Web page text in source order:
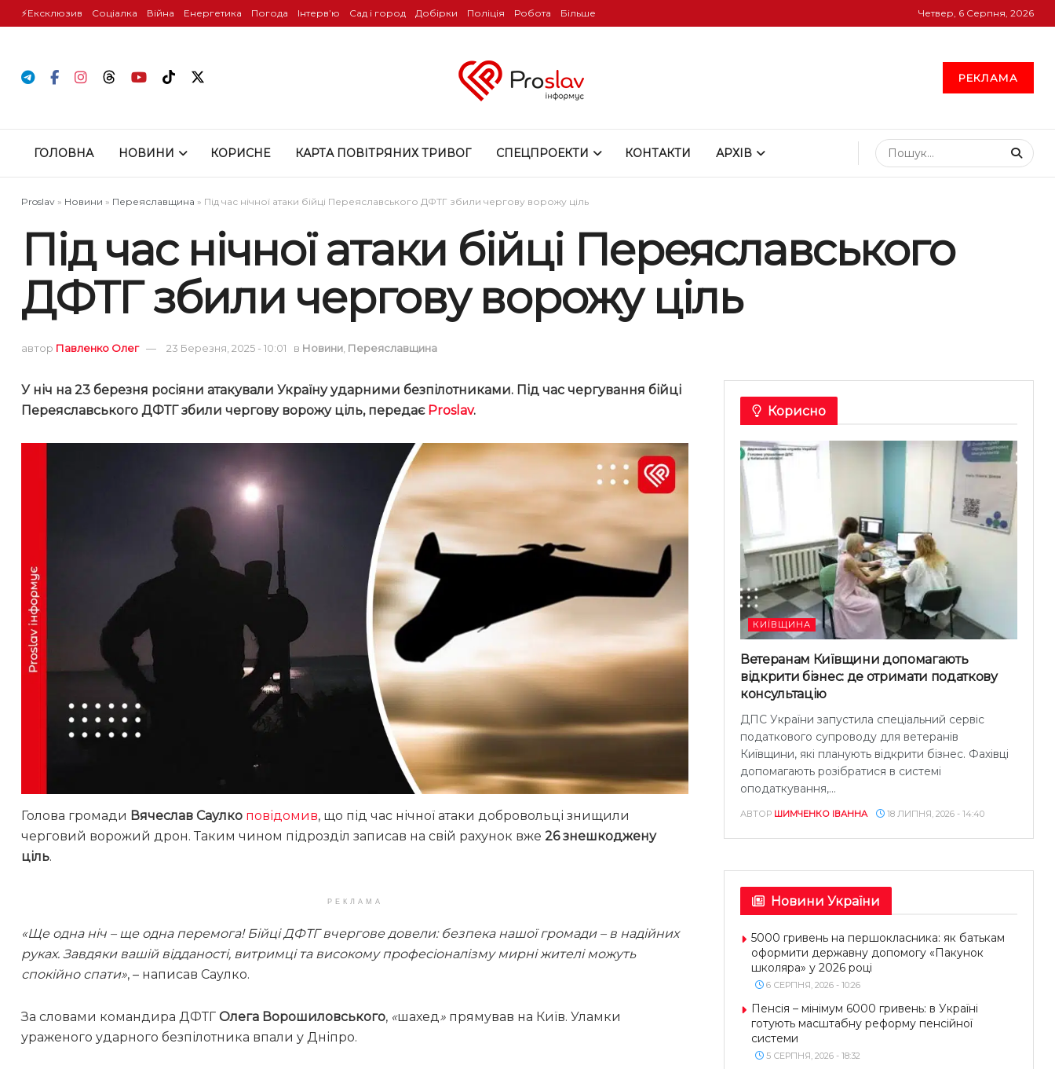
⚡️Ексклюзив Соціалка Війна Енергетика Погода Інтервʼю Сад і город Добірки Поліція Робота Більше Четвер, 6 Серпня, 2026
РЕКЛАМА
ГОЛОВНА НОВИНИ КОРИСНЕ КАРТА ПОВІТРЯНИХ ТРИВОГ СПЕЦПРОЕКТИ КОНТАКТИ АРХІВ
Proslav » Новини » Переяславщина » Під час нічної атаки бійці Переяславського ДФТГ збили чергову ворожу ціль
Під час нічної атаки бійці Переяславського
ДФТГ збили чергову ворожу ціль
автор Павленко Олег 23 Березня, 2025 - 10:01 в Новини, Переяславщина
У ніч на 23 березня росіяни атакували Україну ударними безпілотниками. Під час чергування бійці
Переяславського ДФТГ збили чергову ворожу ціль, передає Proslav.
Голова громади Вячеслав Саулко повідомив, що під час нічної атаки добровольці знищили
черговий ворожий дрон. Таким чином підрозділ записав на свій рахунок вже 26 знешкоджену
ціль.
РЕКЛАМА
«Ще одна ніч – ще одна перемога! Бійці ДФТГ вчергове довели: безпека нашої громади – в надійних
руках. Завдяки вашій відданості, витримці та високому професіоналізму мирні жителі можуть
спокійно спати», – написав Саулко.
За словами командира ДФТГ Олега Ворошиловського, «шахед » прямував на Київ. Уламки
ураженого ударного безпілотника впали у Дніпро.
Корисно
КИЇВЩИНА
Ветеранам Київщини допомагають
відкрити бізнес: де отримати податкову
консультацію
ДПС України запустила спеціальний сервіс
податкового супроводу для ветеранів
Київщини, які планують відкрити бізнес. Фахівці
допомагають розібратися в системі
оподаткування,...
АВТОР ШИМЧЕНКО ІВАННА 18 ЛИПНЯ, 2026 - 14:40
Новини України
5000 гривень на першокласника: як батькам
оформити державну допомогу «Пакунок
школяра» у 2026 році
6 СЕРПНЯ, 2026 - 10:26
Пенсія – мінімум 6000 гривень: в Україні
готують масштабну реформу пенсійної
системи
5 СЕРПНЯ, 2026 - 18:32